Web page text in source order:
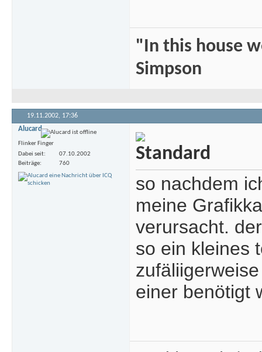
"In this house
Simpson
19.11.2002, 17:36
Alucard
Flinker Finger
Dabei seit
07.10.2002
Beiträge
760
so nachdem
meine
verursacht.
so ein kleines
einer benötigt